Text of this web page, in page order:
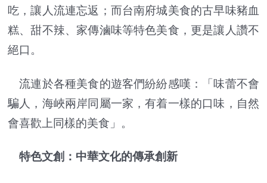
吃，讓人流連忘返；而台南府城美食的古早味豬血
糕、甜不辣、家傳滷味等特色美食，更是讓人讚不
絕口。
流連於各種美食的遊客們紛紛感嘆：「味蕾不會
騙人，海峽兩岸同屬一家，有着一樣的口味，自然
會喜歡上同樣的美食」。
特色文創：中華文化的傳承創新